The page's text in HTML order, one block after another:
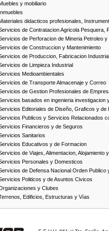
y mobiliario
didacticos profesionales,
de Contratacion Agricola Pesquera,
de Perforacion de Mineria Petroleo y
de Construccion y Mantenimiento
de Produccion, Fabricacion
de Limpieza Industrial
Medioambientales
de Transporte Almacenaje y Correo
de Gestion Profesionales de
basados en ingenieria investigacion
Editoriales de Diseño, Graficos y de
Publicos y Servicios Relacionados
Financieros y de Seguros
Sanitarios
Educativos y de Formacion
de Viajes, Alimentacion, Alojamiento
Personales y Domesticos
de Defensa Nacional Orden Publico
Politicos y de Asuntos Civicos
y Clubes
Edificios, Estructuras y Vías